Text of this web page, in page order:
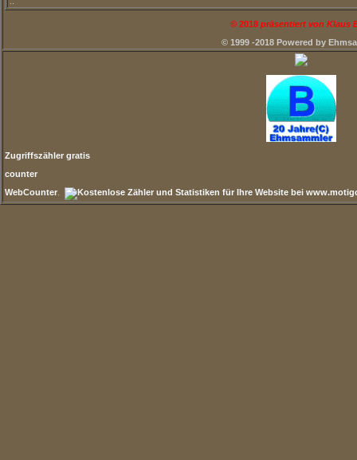
© 2018 präsentiert von Klaus
© 1999 -2018 Powered by
Zugriffszähler gratis
counter
WebCounter